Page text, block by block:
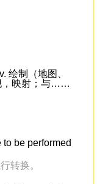
绘制（地图、
，映射；与……
to be performed
转换。